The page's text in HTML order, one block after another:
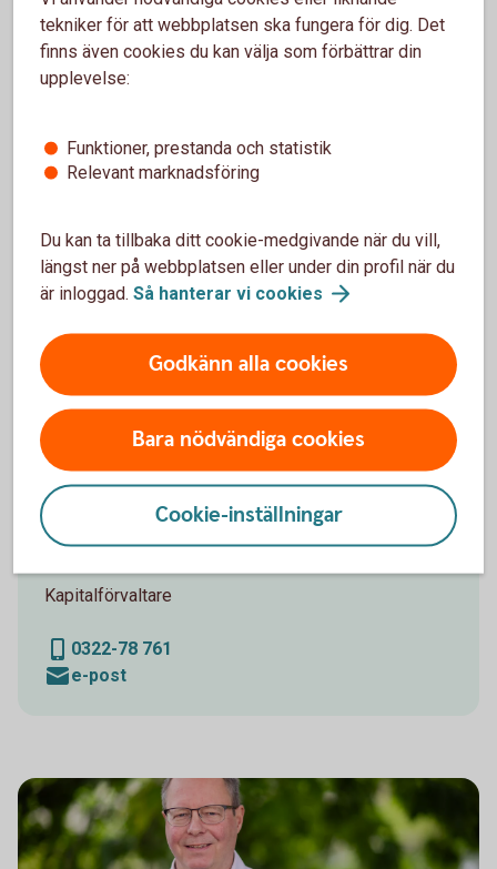
Sparbanken Alingsås
Stefan Brorsson
0322- 78 763
e-post
Sparbanken Alingsås
Bengt Anders Sjöblom
Kapitalförvaltare
0322-78 761
e-post
tekniker för att webbplatsen ska fungera för dig. Det
finns även cookies du kan välja som förbättrar din
upplevelse:
Funktioner, prestanda och statistik
Relevant marknadsföring
Du kan ta tillbaka ditt cookie-medgivande när du vill,
längst ner på webbplatsen eller under din profil när du
är inloggad. Så hanterar vi cookies
Godkänn alla cookies
Bara nödvändiga cookies
Cookie-inställningar